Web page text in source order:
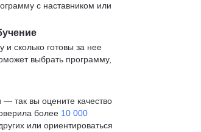
с наставником или
и сколько готовы за нее
выбрать программу,
так вы оцените качество
более 10 000
или ориентироваться